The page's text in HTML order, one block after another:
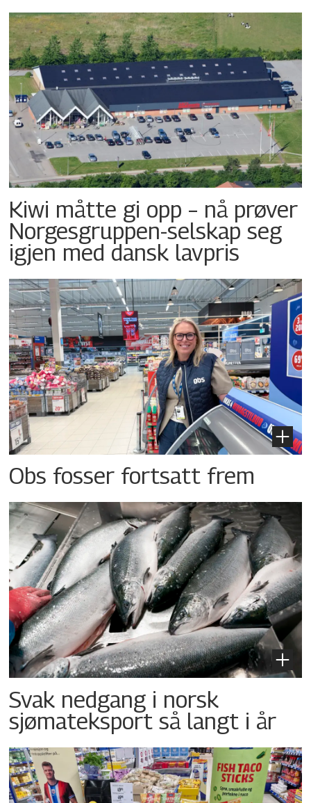
Kiwi måtte gi opp – nå prøver
Norgesgruppen-selskap seg
igjen med dansk lavpris
Obs fosser fortsatt frem
Svak nedgang i norsk
sjømateksport så langt i år